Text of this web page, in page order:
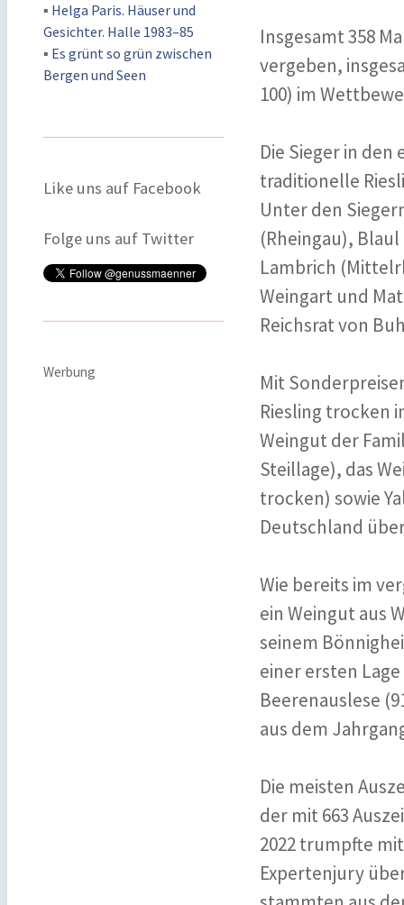
▪ Helga Paris. Häuser und
Gesichter. Halle 1983–85
▪ Es grünt so grün zwischen
Bergen und Seen
Like uns auf Facebook
Folge uns auf Twitter
Werbung
Insgesamt 358
vergeben,
100) im
Die Sieger in
traditionelle
Unter den
(Rheingau),
Lambrich
Weingart und
Reichsrat von
Mit
Riesling trocken
Weingut der
Steillage), das
trocken) sowie
Deutschland
Wie bereits im
ein Weingut aus
seinem
einer ersten
Beerenauslese
aus dem
Die meisten
der mit 663
2022 trumpfte
Expertenjury